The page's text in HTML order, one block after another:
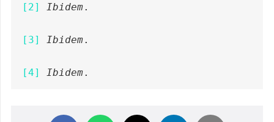
[2] Ibidem.
[3] Ibidem.
[4] Ibidem.